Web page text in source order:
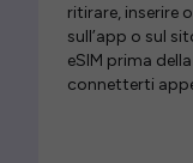
ritirare, inserire
sull’app o sul
eSIM prima
connetterti